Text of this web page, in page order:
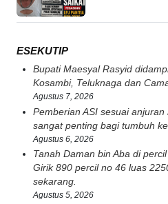
ESEKUTIP
Bupati Maesyal Rasyid
Kosambi, Teluknaga dan
Agustus 7, 2026
Pemberian ASI sesuai
sangat penting bagi tumbuh
Agustus 6, 2026
Tanah Daman bin Aba di
Girik 890 percil no 46 luas
sekarang.
Agustus 5, 2026